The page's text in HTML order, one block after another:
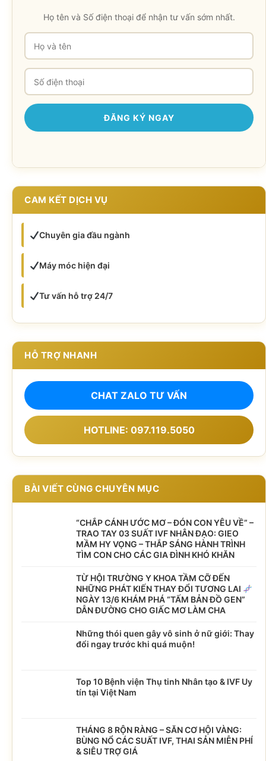
Họ tên và Số điện thoại để nhận tư vấn sớm nhất.
CAM KẾT DỊCH VỤ
Chuyên gia đầu ngành
Máy móc hiện đại
Tư vấn hỗ trợ 24/7
HỖ TRỢ NHANH
CHAT ZALO TƯ VẤN
HOTLINE: 097.119.5050
BÀI VIẾT CÙNG CHUYÊN MỤC
“CHẮP CÁNH ƯỚC MƠ – ĐÓN CON YÊU VỀ” –
TRAO TAY 03 SUẤT IVF NHÂN ĐẠO: GIEO
MẦM HY VỌNG – THẮP SÁNG HÀNH TRÌNH
TÌM CON CHO CÁC GIA ĐÌNH KHÓ KHĂN
TỪ HỘI TRƯỜNG Y KHOA TẦM CỠ ĐẾN
NHỮNG PHÁT KIẾN THAY ĐỔI TƯƠNG LAI
NGÀY 13/6 KHÁM PHÁ “TẤM BẢN ĐỒ GEN”
DẪN ĐƯỜNG CHO GIẤC MƠ LÀM CHA
Những thói quen gây vô sinh ở nữ giới: Thay
đổi ngay trước khi quá muộn!
Top 10 Bệnh viện Thụ tinh Nhân tạo & IVF Uy
tín tại Việt Nam
THÁNG 8 RỘN RÀNG – SĂN CƠ HỘI VÀNG:
BÙNG NỔ CÁC SUẤT IVF, THAI SẢN MIỄN PHÍ
& SIÊU TRỢ GIÁ